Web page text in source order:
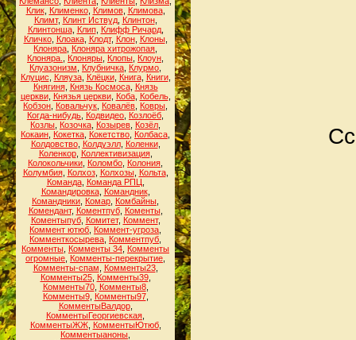
Клик, Клименко, Климов, Климова,
Климт, Клинт Иствуд, Клинтон,
Клинтонша, Клип, Клифф Ричард,
Кличко, Клоака, Клодт, Клон, Клоны,
Клоняра Клоняра хитрожопая
Клоняра.
Клоняры Клопы Клоун
Клуазонизм
Клубничка Клурмо
Клуцис
Кляуза, Клёцки, Книга, Книги,
Княгиня, Князь Космоса, Князь
церкви, Князья церкви, Коба, Кобель,
Кобзон Ковальчук Ковалёв Ковры
Когда-нибудь Кодвидео Козлоёб
Козлы Козочка Козырев Козёл
Кокаин Кокетка Кокетство Колбаса
Колдовство, Колдуэлл, Коленки,
Коленкор, Коллективизация,
Колокольчики Коломбо Колония
Колумбия, Колхоз, Колхозы, Кольта,
Команда, Команда РПЦ
Командировка, Командник,
Командники Комар Комбайны
Комендант, Коментпуб, Коменты,
Коментыпуб, Комитет, Коммент,
Коммент ютюб Коммент-угроза
Комменткосырева Комментпуб
Комменты Комменты 34 Комменты
огромные Комменты-перекрытие
Комменты-спам
Комменты23,
Комменты25, Комменты39,
Комменты70, Комменты8,
Комменты9, Комменты97,
КомментыВалдор,
КомментыГеоргиевская
КомментыЖЖ, КомментыЮтюб,
Комментыаноны